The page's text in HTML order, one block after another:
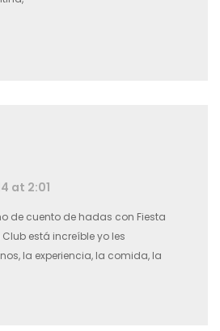
at 2:01
de cuento de hadas con Fiesta
está increíble yo les
la experiencia, la comida, la